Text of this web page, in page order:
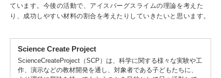
ています。今後の活動で、アイスバーグスライムの理論を考えた
り、成功しやすい材料の割合を考えたりしていきたいと思います。
Science Create Project
ScienceCreateProject（SCP）は、科学に関する様々な実験や工
作、演示などの教材開発を通し、対象者である子どもたちに、